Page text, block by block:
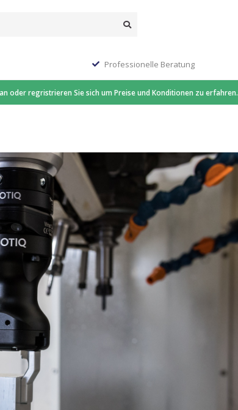
Professionelle Beratung
oder regristrieren Sie sich um Preise und Konditionen zu erfahren.